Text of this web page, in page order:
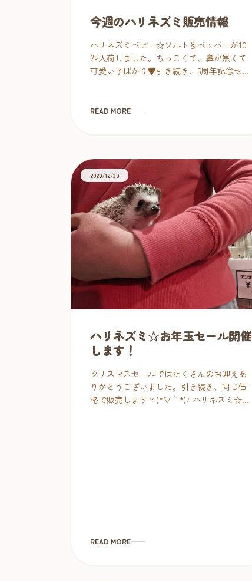
今週のハリネズミ販売情報
ハリネズミベビー☆ソルト＆ペッパーが10
匹入荷しました。ちっこくて、鼻が黒くて
可愛い子ばかり♥引き続き、5周年記念セー
[…]
READ MORE
2020/12/30
ハリネズミ☆お年玉セール開催
します！
クリスマスセールではたくさんのお迎えあ
りがとうございました。引き続き、同じ価
格で販売しますヾ(*´∀｀*)ﾉ ハリネズミ☆お
READ MORE